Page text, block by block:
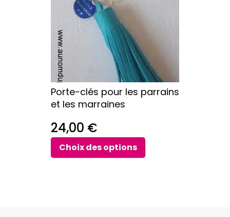
Porte-clés pour les parrains
et les marraines
24,00 €
Choix des options
variations.
Les
options
peuvent
être
choisies
sur
la
page
du
produit